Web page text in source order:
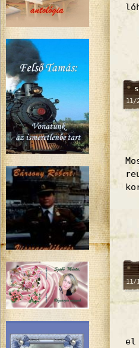
11/
11/
el